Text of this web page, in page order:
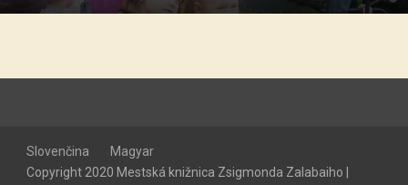
Slovenčina
Magyar
Copyright 2020 Mestská knižnica Zsigmonda Zalabaiho |